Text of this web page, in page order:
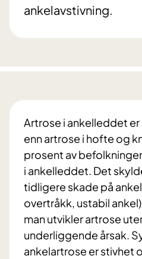
ankelavstivning.
Artrose i ankelleddet
enn artrose i hofte og
prosent av
i ankelleddet. Det
tidligere skade på
overtråkk, ustabil
man utvikler artrose
underliggende årsak.
ankelartrose er stivhet